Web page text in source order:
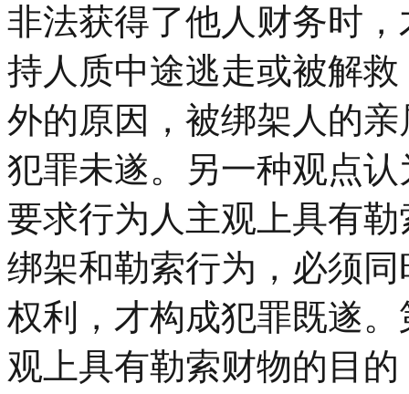
非法获得了他人财务时
持人质中途逃走或被解
外的原因，被绑架人的
犯罪未遂。另一种观点
要求行为人主观上具有
绑架和勒索行为，必须
权利，才构成犯罪既遂
观上具有勒索财物的目